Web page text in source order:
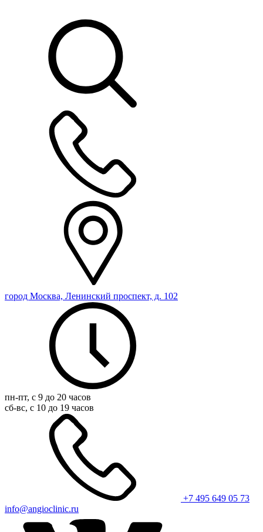
город Москва, Ленинский проспект, д. 102
пн-пт, с 9 до 20 часов
сб-вс, с 10 до 19 часов
+7 495 649 05 73
info@angioclinic.ru